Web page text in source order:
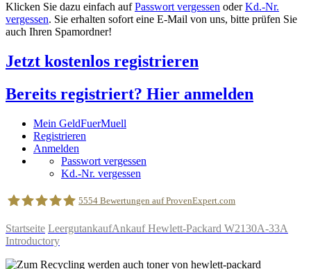
Klicken Sie dazu einfach aufPasswort vergessen oderKd.-Nr.
vergessen. Sie erhalten sofort eine E-Mail von uns, bitte prüfen Sie
auch Ihren Spamordner!
Jetzt kostenlos registrieren
Bereits registriert? Hier anmelden
Mein GeldFuerMuell
Registrieren
Anmelden
Passwort vergessen
Kd.-Nr. vergessen
geldfuermuell GmbH
5554 Bewertungen auf ProvenExpert.com
Startseite LeergutankaufAnkauf Hewlett-Packard W2130A-33A
Introductory